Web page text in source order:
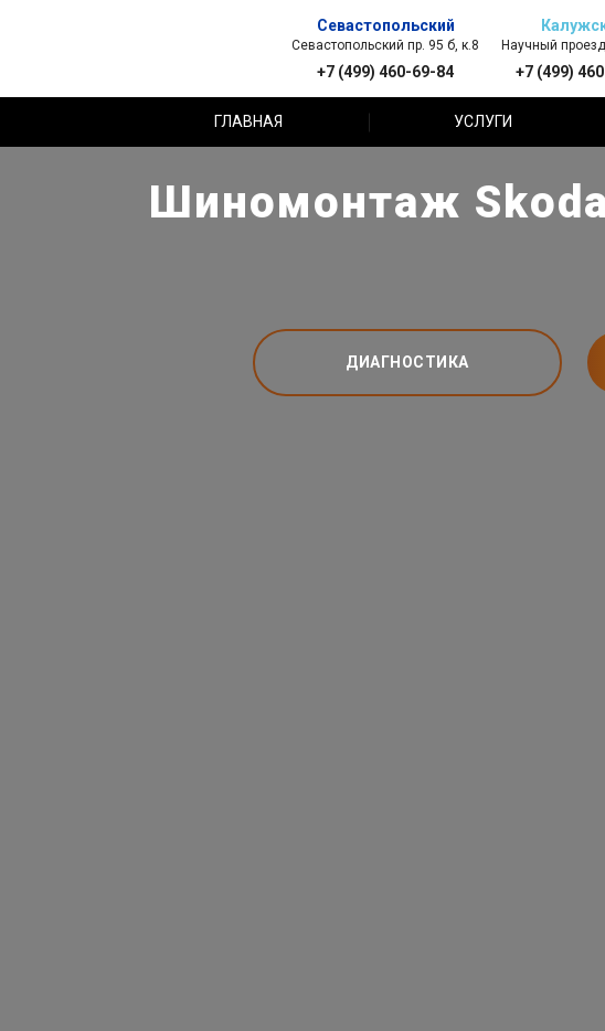
Севастопольский
Севастопольский пр. 95 б, к.8
+7 (499) 460-69-84
Научный
+7 (499)
ГЛАВНАЯ УСЛУГИ
Шиномонтаж
ДИАГНОСТИКА